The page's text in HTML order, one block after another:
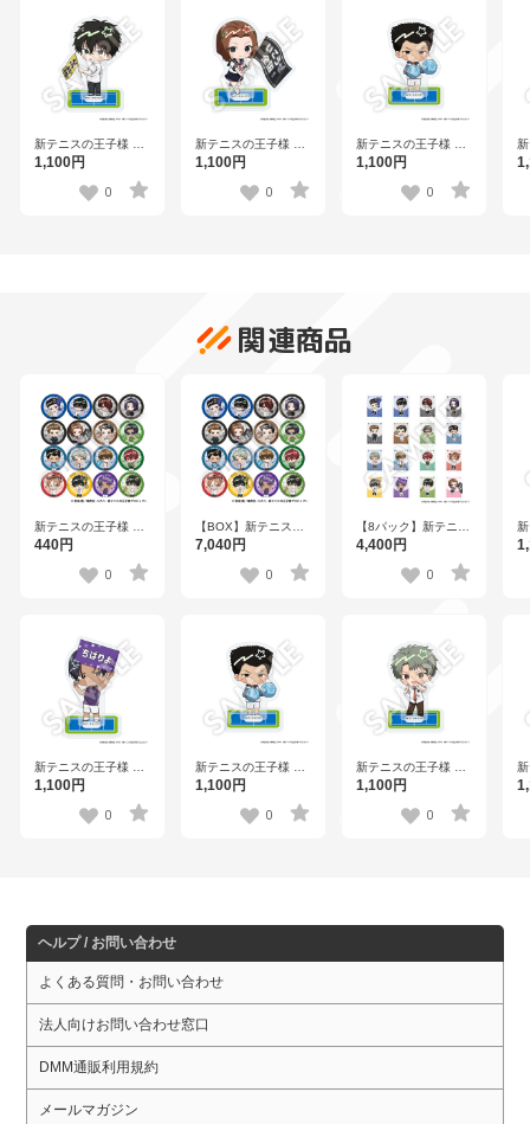
新テニスの王子様 フ
レフレンズアクリル
1,100円
0
新テニスの王子様 フ
レフレンズアクリル
1,100円
0
新テニスの王子様 フ
レフレンズアクリル
1,100円
0
関連商品
新テニスの王子様 フ
レフレンズ缶バッジ
440円
0
【BOX】新テニスの
王子様 フレフレンズ
7,040円
0
【8パック】新テニス
の王子様 フレフレン
Vol.8（1パック2枚入
り） 全16種
4,400円
0
新テニスの王子様 フ
レフレンズアクリル
1,100円
0
新テニスの王子様 フ
レフレンズアクリル
1,100円
0
新テニスの王子様 フ
レフレンズアクリル
1,100円
0
ヘルプ / お問い合わせ
よくある質問・お問い合わせ
法人向けお問い合わせ窓口
DMM通販利用規約
メールマガジン